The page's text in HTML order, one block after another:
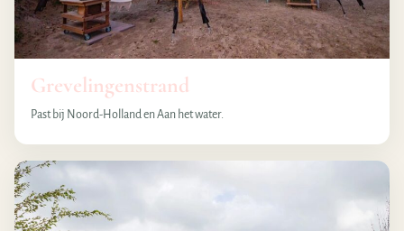
Grevelingenstrand
Past bij Noord-Holland en Aan het water.